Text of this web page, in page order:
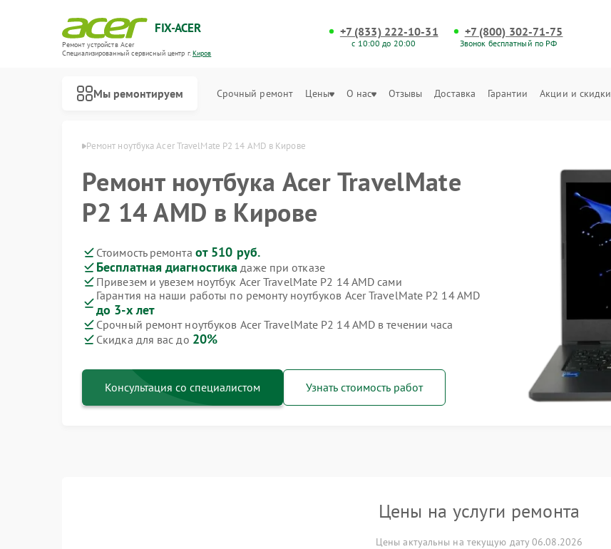
FIX-ACER
Ремонт устройств Acer
Специализированный cервисный центр г.Киров
+7 (833) 222-10-31
с 10:00 до 20:00
+7 (800) 302-71-75
Звонок бесплатный по РФ
Мы ремонтируем Срочный ремонт Цены О нас Отзывы Доставка Гарантии Акции и скидки
Ремонт ноутбука Acer TravelMate P2 14 AMD в Кирове
Ремонт ноутбука Acer TravelMate
P2 14 AMD в Кирове
Стоимость ремонта от 510 руб.
Бесплатная диагностика даже при отказе
Привезем и увезем ноутбук Acer TravelMate P2 14 AMD сами
Гарантия на наши работы по ремонту ноутбуков Acer TravelMate P2 14 AMD
до 3-х лет
Срочный ремонт ноутбуков Acer TravelMate P2 14 AMD в течении часа
Скидка для вас до 20%
Консультация со специалистом Узнать стоимость работ
Цены на услуги ремонта
Цены актуальны на текущую дату 06.08.2026